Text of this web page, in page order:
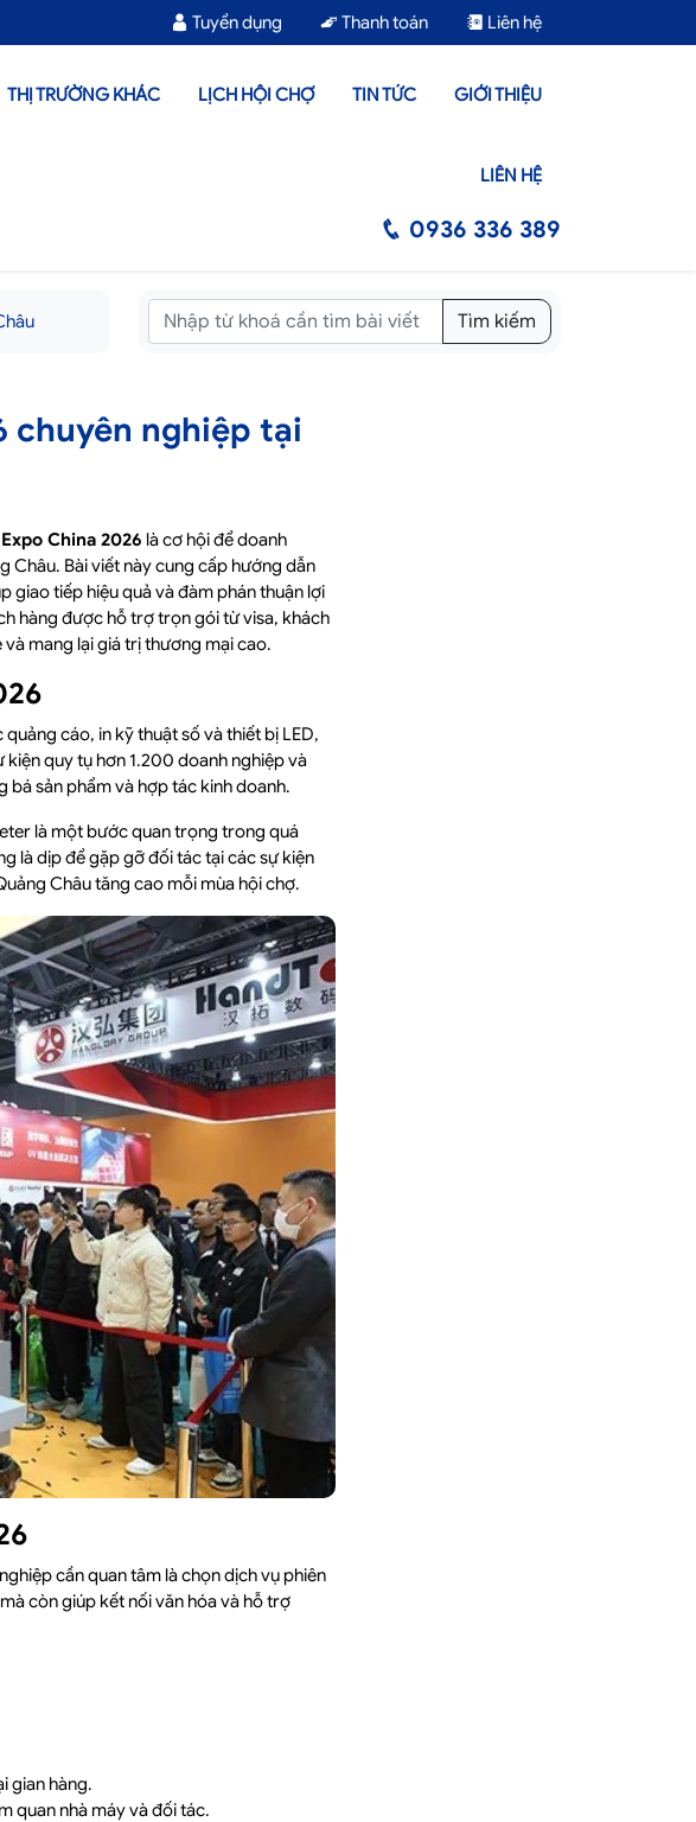
Tuyển dụng Thanh toán Liên hệ
THỊ TRƯỜNG KHÁC LỊCH HỘI CHỢ TIN TỨC GIỚI THIỆU
LIÊN HỆ
0936 336 389
Tìm kiếm
chuyên nghiệp tại
China 2026 là cơ hội để doanh
Châu. Bài viết này cung cấp hướng dẫn
giao tiếp hiệu quả và đàm phán thuận lợi
hàng được hỗ trợ trọn gói từ visa, khách
mang lại giá trị thương mại cao.
cáo, in kỹ thuật số và thiết bị LED,
kiện quy tụ hơn 1.200 doanh nghiệp và
sản phẩm và hợp tác kinh doanh.
là một bước quan trọng trong quá
là dịp để gặp gỡ đối tác tại các sự kiện
Châu tăng cao mỗi mùa hội chợ.
cần quan tâm là chọn dịch vụ phiên
còn giúp kết nối văn hóa và hỗ trợ
gian hàng.
quan nhà máy và đối tác.